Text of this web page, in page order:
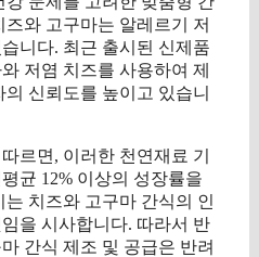
와 고구마는 알레르기 저
니다. 최근 출시된 신제품
저염 치즈를 사용하여 제
신뢰도를 높이고 있습니
르면, 이러한 천연재료 기
균 12% 이상의 성장률을
치즈와 고구마 간식의 인
을 시사합니다. 따라서 반
간식 제조 및 공급은 반려